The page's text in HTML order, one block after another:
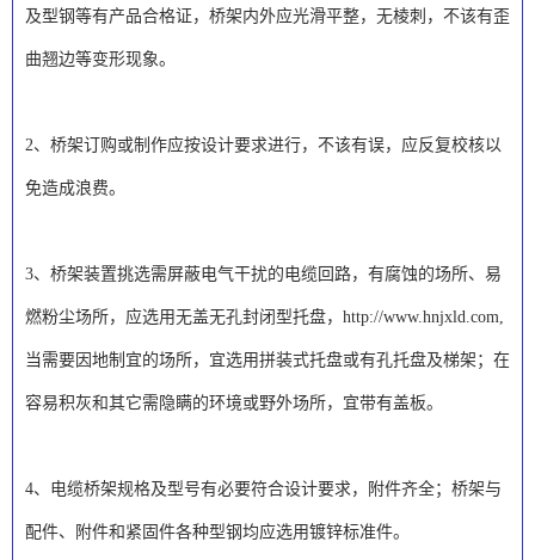
及型钢等有产品合格证，桥架内外应光滑平整，无棱刺，不该有歪
曲翘边等变形现象。
2、桥架订购或制作应按设计要求进行，不该有误，应反复校核以
免造成浪费。
3、桥架装置挑选需屏蔽电气干扰的电缆回路，有腐蚀的场所、易
燃粉尘场所，应选用无盖无孔封闭型托盘， http://www.hnjxld.com,
当需要因地制宜的场所，宜选用拼装式托盘或有孔托盘及梯架；在
容易积灰和其它需隐瞒的环境或野外场所，宜带有盖板。
4、电缆桥架规格及型号有必要符合设计要求，附件齐全；桥架与
配件、附件和紧固件各种型钢均应选用镀锌标准件。